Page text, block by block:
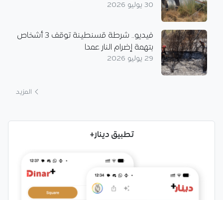
30 يوليو 2026
فيديو.. شرطة قسنطينة توقف 3 أشخاص
بتهمة إضرام النار عمدا
29 يوليو 2026
المزيد
تطبيق دينار+